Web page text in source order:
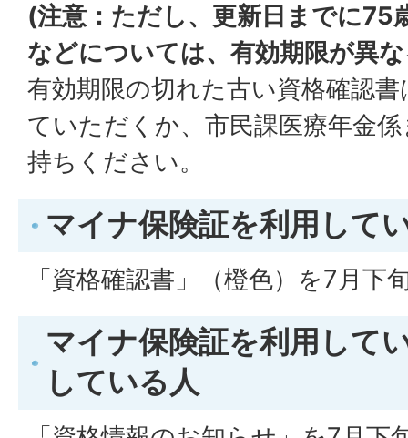
(注意：ただし、更新日までに75
などについては、有効期限が異
有効期限の切れた古い資格確認
ていただくか、市民課医療年金
持ちください。
マイナ保険証を利用して
「資格確認書」（橙色）を7月下
マイナ保険証を利用して
している人